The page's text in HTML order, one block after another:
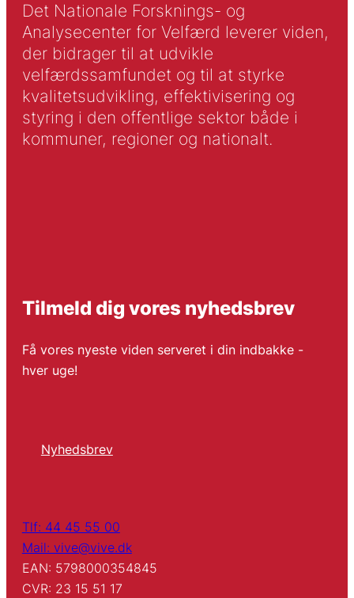
Det Nationale Forsknings- og
Analysecenter for Velfærd leverer viden,
der bidrager til at udvikle
velfærdssamfundet og til at styrke
kvalitetsudvikling, effektivisering og
styring i den offentlige sektor både i
kommuner, regioner og nationalt.
Tilmeld dig vores nyhedsbrev
Få vores nyeste viden serveret i din indbakke -
hver uge!
Nyhedsbrev
Tlf: 44 45 55 00
Mail: vive@vive.dk
EAN: 5798000354845
CVR: 23 15 51 17